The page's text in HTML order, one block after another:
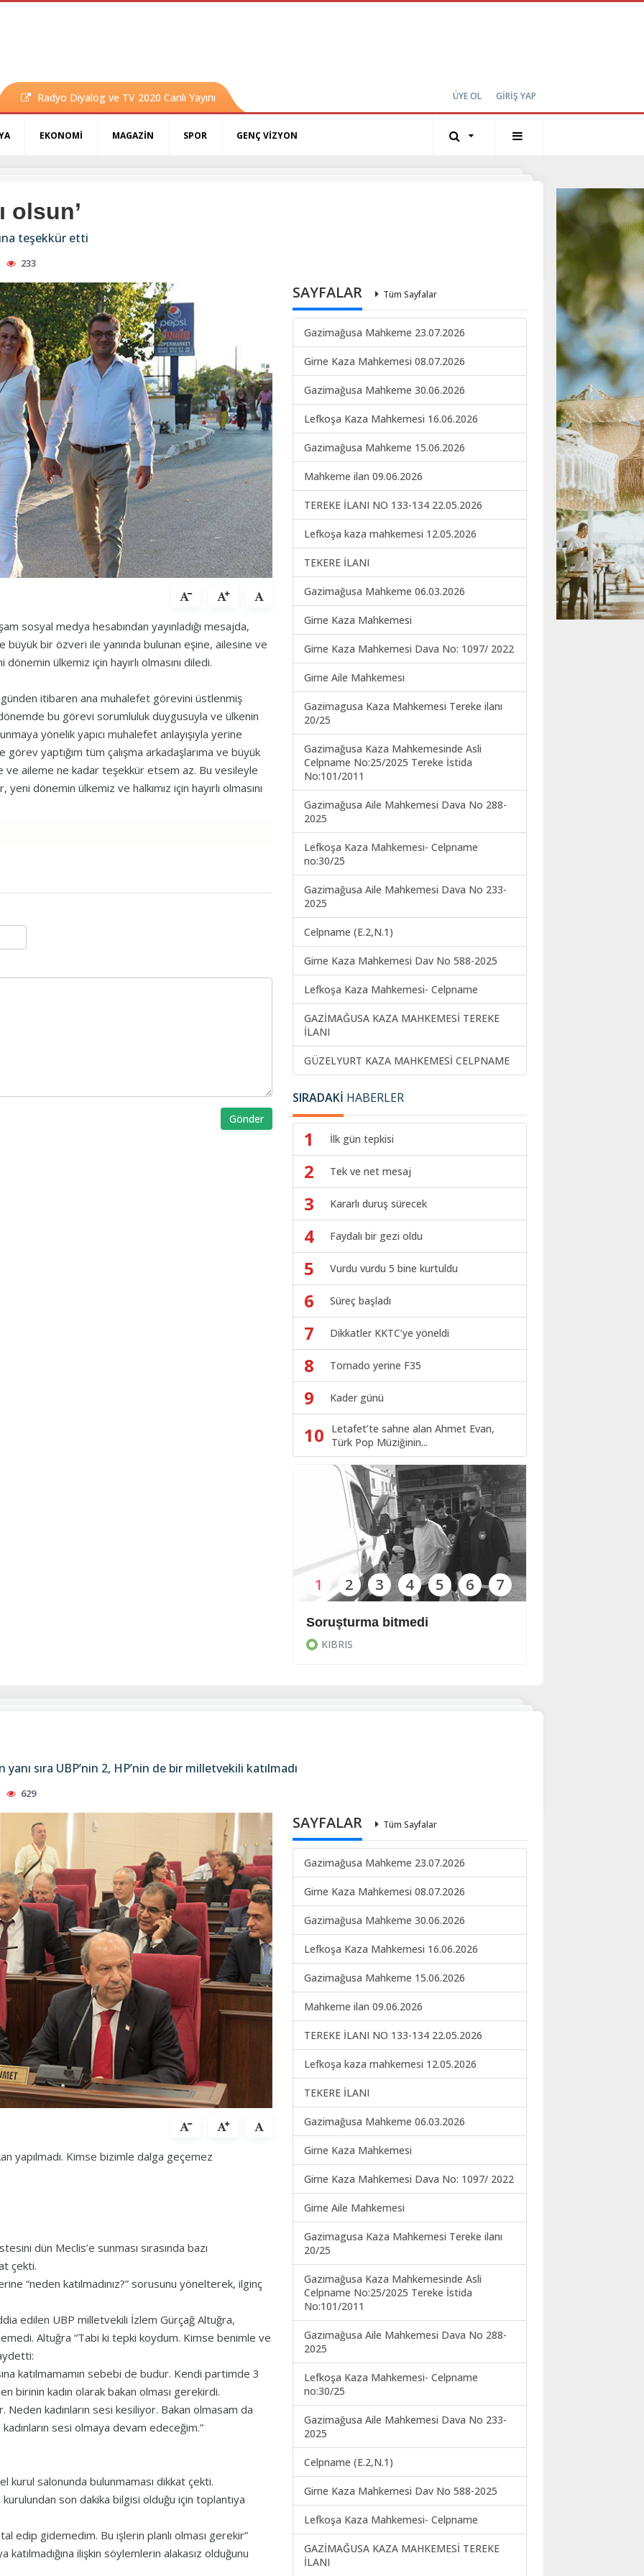
Radyo Diyalog ve TV 2020 Canlı Yayını ÜYE OL GİRİŞ YAP
EKONOMİ MAGAZİN SPOR GENÇ VİZYON
olsun’
teşekkür etti
233
sosyal medya hesabından yayınladığı mesajda,
büyük bir özveri ile yanında bulunan eşine, ailesine ve
ülkemiz için hayırlı olmasını diledi.
itibaren ana muhalefet görevini üstlenmiş
bu görevi sorumluluk duygusuyla ve ülkenin
yönelik yapıcı muhalefet anlayışıyla yerine
yaptığım tüm çalışma arkadaşlarıma ve büyük
ve aileme ne kadar teşekkür etsem az. Bu vesileyle
dönemin ülkemiz ve halkımız için hayırlı olmasını
Gönder
SAYFALAR Tüm Sayfalar
Gazimağusa Mahkeme 23.07.2026
Girne Kaza Mahkemesi 08.07.2026
Gazimağusa Mahkeme 30.06.2026
Lefkoşa Kaza Mahkemesi 16.06.2026
Gazimağusa Mahkeme 15.06.2026
Mahkeme ilan 09.06.2026
TEREKE İLANI NO 133-134 22.05.2026
Lefkoşa kaza mahkemesi 12.05.2026
TEKERE İLANI
Gazimağusa Mahkeme 06.03.2026
Girne Kaza Mahkemesi
Girne Kaza Mahkemesi Dava No: 1097/ 2022
Girne Aile Mahkemesi
Gazimagusa Kaza Mahkemesi Tereke ilanı
20/25
Gazimağusa Kaza Mahkemesinde Asli
Celpname No:25/2025 Tereke İstida
No:101/2011
Gazimağusa Aile Mahkemesi Dava No 288-
2025
Lefkoşa Kaza Mahkemesi- Celpname
no:30/25
Gazimağusa Aile Mahkemesi Dava No 233-
2025
Celpname (E.2,N.1)
Girne Kaza Mahkemesi Dav No 588-2025
Lefkoşa Kaza Mahkemesi- Celpname
GAZİMAĞUSA KAZA MAHKEMESİ TEREKE
İLANI
GÜZELYURT KAZA MAHKEMESİ CELPNAME
SIRADAKİ HABERLER
1 İlk gün tepkisi
2 Tek ve net mesaj
3 Kararlı duruş sürecek
4 Faydalı bir gezi oldu
5 Vurdu vurdu 5 bine kurtuldu
6 Süreç başladı
7 Dikkatler KKTC’ye yöneldi
8 Tornado yerine F35
9 Kader günü
10
Letafet’te sahne alan Ahmet Evan,
Türk Pop Müziğinin...
Soruşturma bitmedi
KIBRIS
1 2 3 4 5 6 7
sıra UBP’nin 2, HP’nin de bir milletvekili katılmadı
629
yapılmadı. Kimse bizimle dalga geçemez
dün Meclis’e sunması sırasında bazı
çekti.
“neden katılmadınız?” sorusunu yönelterek, ilginç
edilen UBP milletvekili İzlem Gürçağ Altuğra,
Altuğra “Tabi ki tepki koydum. Kimse benimle ve
katılmamamın sebebi de budur. Kendi partimde 3
birinin kadın olarak bakan olması gerekirdi.
Neden kadınların sesi kesiliyor. Bakan olmasam da
sesi olmaya devam edeceğim.”
kurul salonunda bulunmaması dikkat çekti.
son dakika bilgisi olduğu için toplantıya
edip gidemedim. Bu işlerin planlı olması gerekir”
katılmadığına ilişkin söylemlerin alakasız olduğunu
SAYFALAR Tüm Sayfalar
Gazimağusa Mahkeme 23.07.2026
Girne Kaza Mahkemesi 08.07.2026
Gazimağusa Mahkeme 30.06.2026
Lefkoşa Kaza Mahkemesi 16.06.2026
Gazimağusa Mahkeme 15.06.2026
Mahkeme ilan 09.06.2026
TEREKE İLANI NO 133-134 22.05.2026
Lefkoşa kaza mahkemesi 12.05.2026
TEKERE İLANI
Gazimağusa Mahkeme 06.03.2026
Girne Kaza Mahkemesi
Girne Kaza Mahkemesi Dava No: 1097/ 2022
Girne Aile Mahkemesi
Gazimagusa Kaza Mahkemesi Tereke ilanı
20/25
Gazimağusa Kaza Mahkemesinde Asli
Celpname No:25/2025 Tereke İstida
No:101/2011
Gazimağusa Aile Mahkemesi Dava No 288-
2025
Lefkoşa Kaza Mahkemesi- Celpname
no:30/25
Gazimağusa Aile Mahkemesi Dava No 233-
2025
Celpname (E.2,N.1)
Girne Kaza Mahkemesi Dav No 588-2025
Lefkoşa Kaza Mahkemesi- Celpname
GAZİMAĞUSA KAZA MAHKEMESİ TEREKE
İLANI